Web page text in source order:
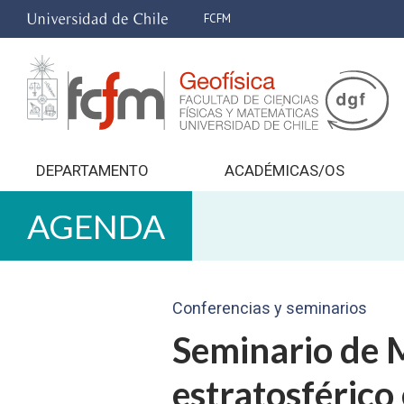
FCFM
DEPARTAMENTO ACADÉMICAS/OS
AGENDA
Conferencias y seminarios
Seminario de
estratosférico